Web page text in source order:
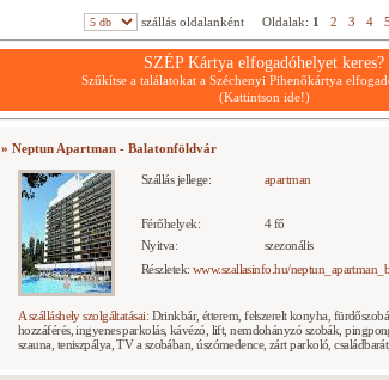
szállás oldalanként Oldalak: 1 2 3 4 5
SZÉP Kártya elfogadóhelyet keres?
Szűkítse a találatokat a Széchenyi Pihenőkártya
(Kattintson ide!)
» Neptun Apartman - Balatonföldvár
Szállás jellege: apartman
Férőhelyek:
4 fő
Nyitva:
szezonális
Részletek: www.szallasinfo.hu/
A szálláshely szolgáltatásai: Drinkbár, étterem, felszerelt konyha,
hozzáférés, ingyenes parkolás, kávézó, lift, nemdohányzó szobák,
szauna, teniszpálya, TV a szobában, úszómedence, zárt parkoló,